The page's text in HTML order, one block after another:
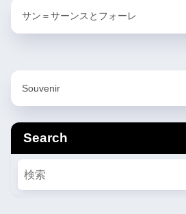
サン＝サーンスとフォーレ
Souvenir
Search